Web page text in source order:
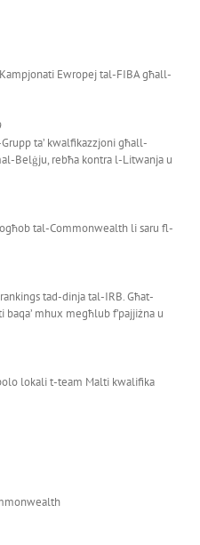
Ewropej tal-FIBA għall-
ta’ kwalfikazzjoni għall-
Belġju, rebħa kontra l-Litwanja u
tal-Commonwealth li saru fl-
tad-dinja tal-IRB. Għat-
mhux megħlub f’pajjiżna u
lokali t-team Malti kwalifika